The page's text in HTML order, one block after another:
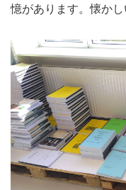
憶があります。懐かし